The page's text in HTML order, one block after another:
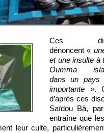
Ces
dénoncent «
et une insulte à
Oumma
dans un pays
importante ».
d’après ces
Saïdou Bâ,
entraîne que
leur culte,